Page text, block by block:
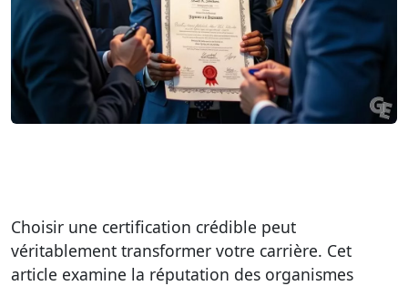
Choisir une certification crédible peut
véritablement transformer votre carrière. Cet
article examine la réputation des organismes